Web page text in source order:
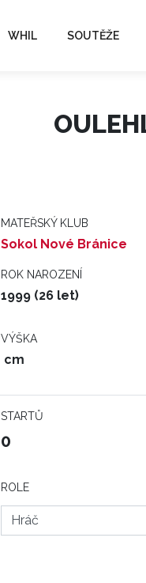
WHIL SOUTĚŽE
MATEŘSKÝ KLUB
Sokol Nové Bránice
ROK NAROZENÍ
1999 (26 let)
VÝŠKA
cm
STARTŮ
0
ROLE